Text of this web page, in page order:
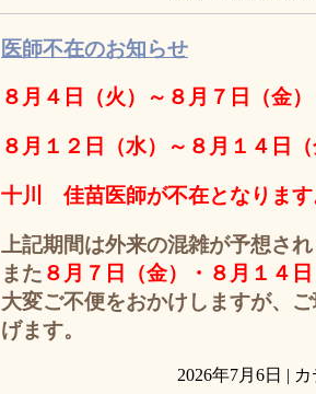
医師不在のお知らせ
８ 月４日 （火）～８ 月７日（金）
８ 月１２日（水）～ ８ 月１４日（
十川 佳苗医師が不在となります
上記期間は外来の混雑が予想され
また ８ 月７日（金） ・ ８ 月１４日
大変ご不便をおかけしますが、
げます。
2026年7月6日 |